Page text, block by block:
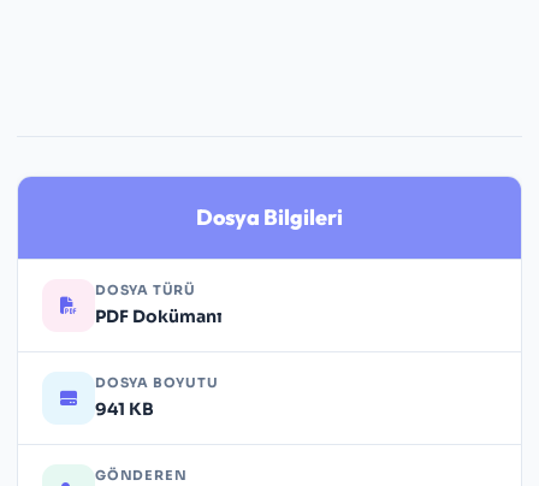
Dosya Bilgileri
DOSYA TÜRÜ
PDF Dokümanı
DOSYA BOYUTU
941 KB
GÖNDEREN